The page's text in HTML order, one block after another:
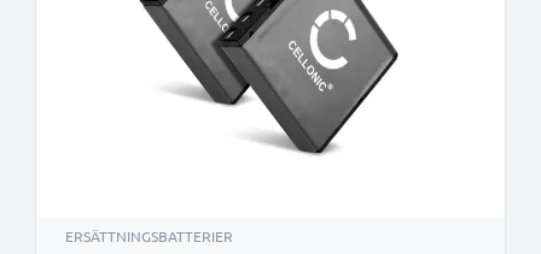
ERSÄTTNINGSBATTERIER